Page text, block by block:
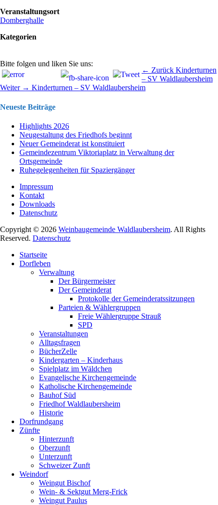
Veranstaltungsort
Domberghalle
Kategorien
Bitte folgen und liken Sie uns:
Beitragsnavigation ← Zurück
Beitrag:
Kinderturnen
– SV Waldlaubersheim
Weiter → Nächster
Kinderturnen – SV Waldlaubersheim
Neueste Beiträge
Highlights 2026
Neugestaltung des Friedhofs beginnt
Neuer Gemeinderat ist konstituiert
Gemeindezentrum Viktoriaplatz in Verwaltung der
Ortsgemeinde
Ruhegelegenheiten für Spaziergänger
Impressum
Kontakt
Downloads
Datenschutz
Copyright © 2026 Weinbaugemeinde Waldlaubersheim. All Rights
Reserved. Datenschutz
oben
scrollen
Startseite
Dorfleben
Verwaltung
Der Bürgermeister
Der Gemeinderat
Protokolle der Gemeinderatssitzungen
Parteien & Wählergruppen
Freie Wählergruppe Strauß
SPD
Veranstaltungen
Alltagsfragen
BücherZelle
Kindergarten – Kinderhaus
Spielplatz im Wäldchen
Evangelische Kirchengemeinde
Katholische Kirchengemeinde
Bauhof Süd
Friedhof Waldlaubersheim
Historie
Dorfrundgang
Zünfte
Hinterzunft
Oberzunft
Unterzunft
Schweizer Zunft
Weindorf
Weingut Bischof
Wein- & Sektgut Merg-Frick
Weingut Paulus